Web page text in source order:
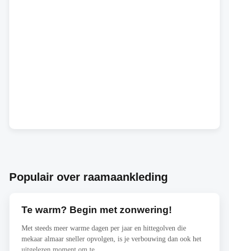
Populair over raamaankleding
Te warm? Begin met zonwering!
Met steeds meer warme dagen per jaar en hittegolven die
mekaar almaar sneller opvolgen, is je verbouwing dan ook het